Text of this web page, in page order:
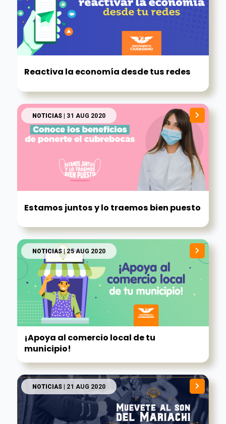
Reactiva la economía desde tus redes
NOTICIAS| 31 AUG 2020
Estamos juntos y lo traemos bien puesto
NOTICIAS| 25 AUG 2020
¡Apoya al comercio local de tu
municipio!
NOTICIAS| 21 AUG 2020